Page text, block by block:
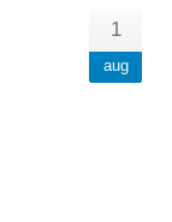
1
aug